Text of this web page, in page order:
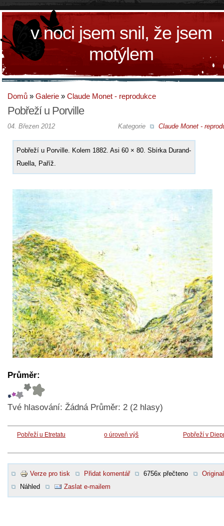
v noci jsem snil, že jsem
motýlem
Domů » Galerie » Claude Monet - reprodukce
Pobřeží u Porville
Kategorie Claude Monet -
04. Březen 2012
Pobřeží u Porville. Kolem 1882. Asi 60 × 80. Sbírka Durand-
Ruella, Paříž.
Průměr:
Tvé hlasování: Žádná Průměr: 2 (2 hlasy)
Pobřeží u Etretatu o úroveň výš Pobřeží v
Verze pro tisk Přidat komentář 6756x přečteno
Original
Náhled
Zaslat e-mailem